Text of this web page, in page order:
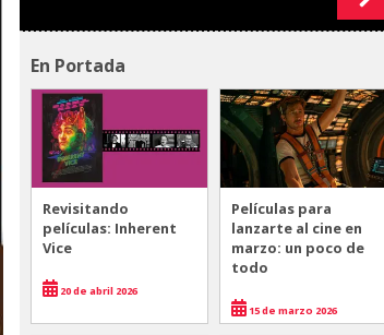
En Portada
Revisitando
películas: Inherent
Vice
20 de abril 2026
Películas para
lanzarte al cine en
marzo: un poco de
todo
15 de marzo 2026